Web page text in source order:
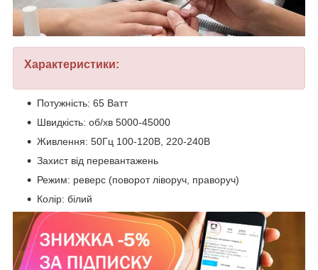
Характеристики:
Потужність: 65 Ватт
Швидкість: об/хв 5000-45000
Живлення: 50Гц 100-120В, 220-240В
Захист від перевантажень
Режим: реверс (поворот ліворуч, праворуч)
Колір: білий